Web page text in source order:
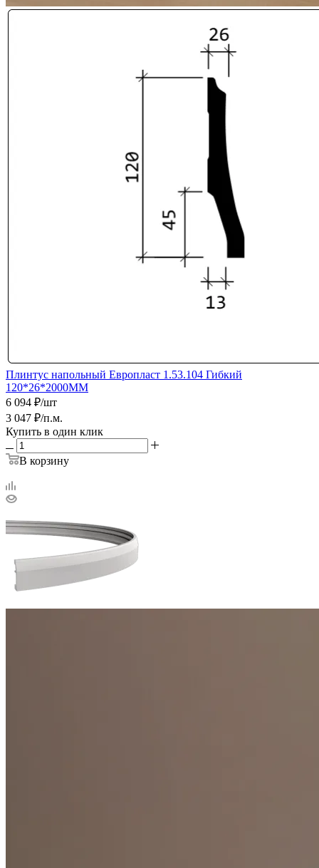
Плинтус напольный Европласт 1.53.104 Гибкий
120*26*2000ММ
6 094 ₽/шт
3 047 ₽/п.м.
Купить в один клик
В корзину